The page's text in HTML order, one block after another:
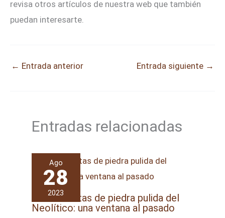
revisa otros artículos de nuestra web que también
puedan interesarte.
← Entrada anterior Entrada siguiente →
Entradas relacionadas
Ago
28
2023
Herramientas de piedra pulida del
Neolítico: una ventana al pasado